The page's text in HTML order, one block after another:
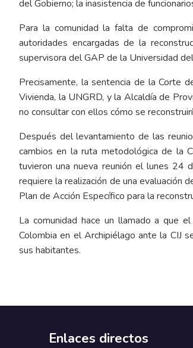
del Gobierno; la inasistencia de
Para la comunidad la falta de
autoridades encargadas de la
supervisora del GAP de la Universidad
Precisamente, la sentencia de la Corte
Vivienda, la UNGRD, y la Alcaldía de
no consultar con ellos cómo se
Después del levantamiento de las
cambios en la ruta metodológica de la
tuvieron una nueva reunión el lunes 24
requiere la realización de una evaluación
Plan de Acción Específico para la
La comunidad hace un llamado a que
Colombia en el Archipiélago ante la CIJ
sus habitantes.
Enlaces directos